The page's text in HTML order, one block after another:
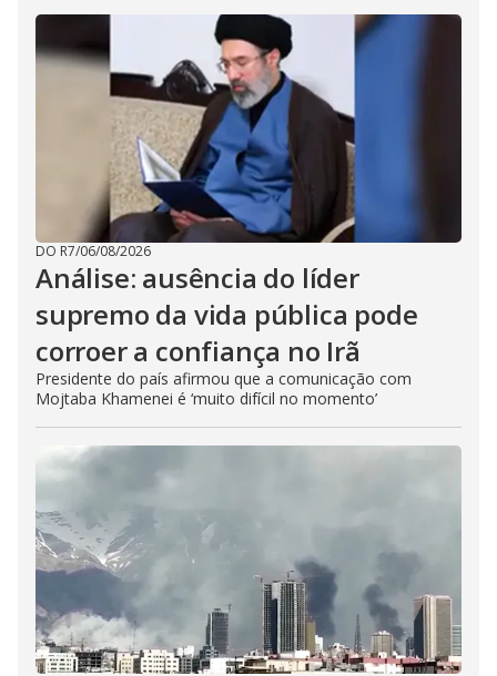
DO R7/06/08/2026
Análise: ausência do líder
supremo da vida pública pode
corroer a confiança no Irã
Presidente do país afirmou que a comunicação com
Mojtaba Khamenei é ‘muito difícil no momento’